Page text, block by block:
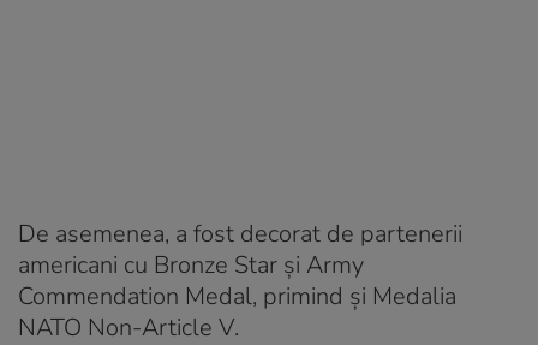
De asemenea, a fost decorat de partenerii
americani cu Bronze Star și Army
Commendation Medal, primind și Medalia
NATO Non-Article V.